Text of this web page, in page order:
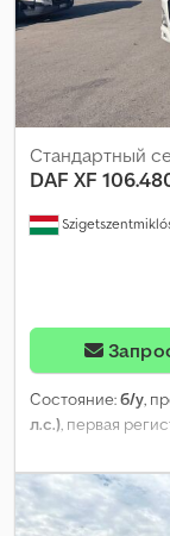
Стандартный
DAF XF
Состояние:б/у,
л.с.), первая
,
передачи:
выпуска:2022 ,
кондиционер,